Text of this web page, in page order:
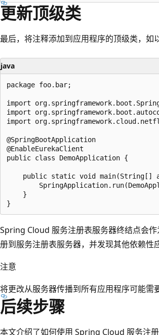
更新顶级类
最后，将注释添加到应用程序的顶级类，如
java
package foo.bar;
import
import
import
@SpringBootApplication
@EnableEurekaClient
public class DemoApplication {
public static void main(String[]
    }
Spring Cloud 服务注册表服务器终结点会
册到服务注册表服务器，并发现其他依赖性
注意
将更改从服务器传播到所有应用程序可能需
后续步骤
本文介绍了如何使用 Spring Cloud 服务注